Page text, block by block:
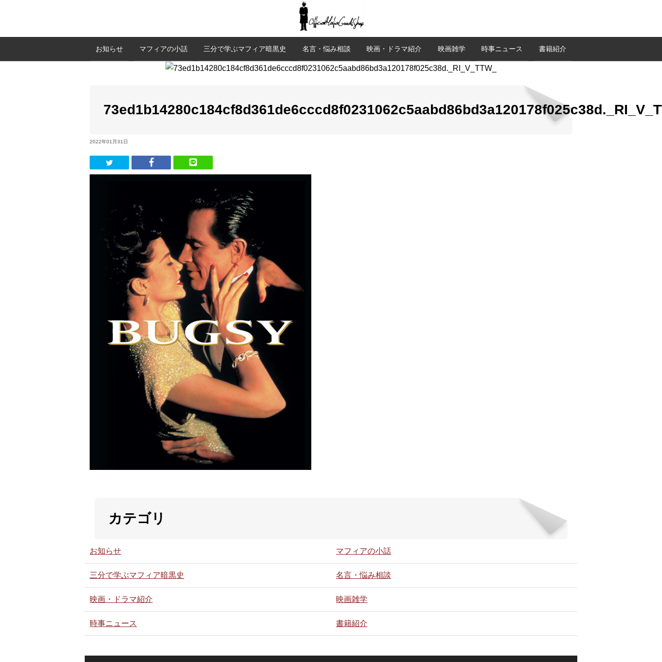
お知らせ マフィアの小話 三分で学ぶマフィア暗黒史 名言・悩み相談 映画・ドラマ紹介 映画雑学 時事ニュース 書籍紹介
2022年01月31日
カテゴリ
お知らせ マフィアの小話
三分で学ぶマフィア暗黒史 名言・悩み相談
映画・ドラマ紹介 映画雑学
時事ニュース 書籍紹介